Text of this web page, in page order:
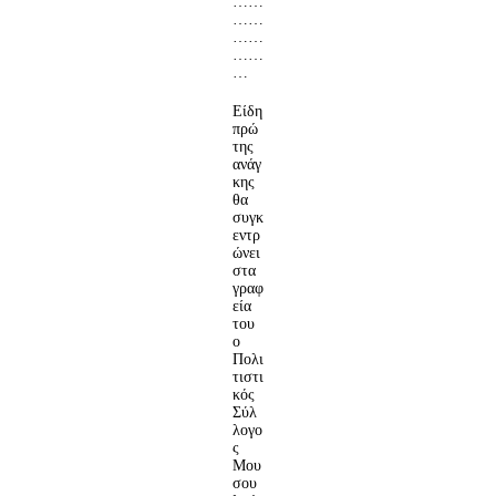
Είδη
πρώ
της
ανάγ
κης
θα
συγκ
εντρ
ώνει
στα
γραφ
εία
του
ο
Πολι
τιστι
κός
Σύλ
λογο
ς
Μου
σου